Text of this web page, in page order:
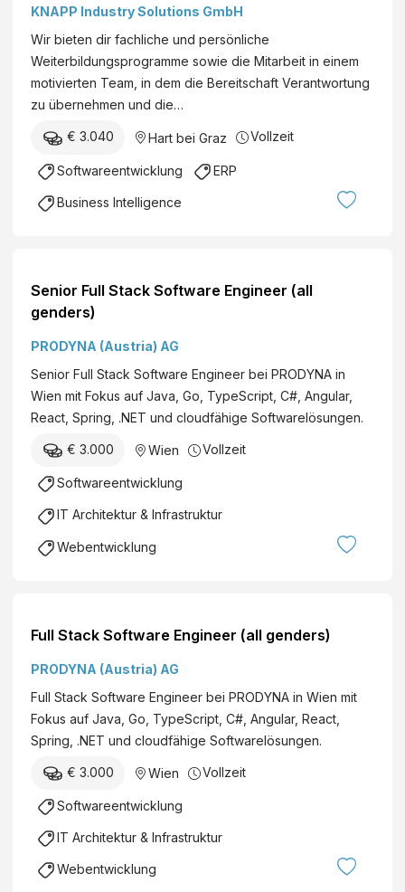
KNAPP Industry Solutions GmbH
Wir bieten dir fachliche und persönliche
Weiterbildungsprogramme sowie die Mitarbeit in einem
motivierten Team, in dem die Bereitschaft Verantwortung
zu übernehmen und die…
€ 3.040 Hart bei Graz Vollzeit
Softwareentwicklung ERP
Business Intelligence
Senior Full Stack Software Engineer (all
genders)
PRODYNA (Austria) AG
Senior Full Stack Software Engineer bei PRODYNA in
Wien mit Fokus auf Java, Go, TypeScript, C#, Angular,
React, Spring, .NET und cloudfähige Softwarelösungen.
€ 3.000 Wien Vollzeit
Softwareentwicklung
IT Architektur & Infrastruktur
Webentwicklung
Full Stack Software Engineer (all genders)
PRODYNA (Austria) AG
Full Stack Software Engineer bei PRODYNA in Wien mit
Fokus auf Java, Go, TypeScript, C#, Angular, React,
Spring, .NET und cloudfähige Softwarelösungen.
€ 3.000 Wien Vollzeit
Softwareentwicklung
IT Architektur & Infrastruktur
Webentwicklung